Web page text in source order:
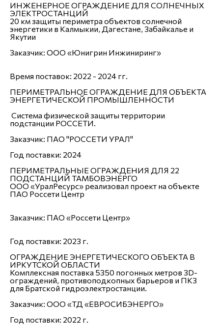
ИНЖЕНЕРНОЕ ОГРАЖДЕНИЕ ДЛЯ СОЛНЕЧНЫХ
ЭЛЕКТРОСТАНЦИЙ
20 км защиты периметра объектов солнечной
энергетики в Калмыкии, Дагестане, Забайкалье и
Якутии
Заказчик: ООО «Юнигрин Инжиниринг»
Время поставок: 2022 - 2024 гг.
ПЕРИМЕТРАЛЬНОЕ ОГРАЖДЕНИЕ ДЛЯ ОБЪЕКТА
ЭНЕРГЕТИЧЕСКОЙ ПРОМЫШЛЕННОСТИ
Система физической защиты территории
подстанции РОССЕТИ.
Заказчик: ПАО "РОССЕТИ УРАЛ"
Год поставки: 2024
ПЕРИМЕТРАЛЬНЫЕ ОГРАЖДЕНИЯ ДЛЯ 22
ПОДСТАНЦИЙ ТАМБОВЭНЕРГО
ООО «УралРесурс» реализовал проект на объекте
ПАО Россети Центр
Заказчик: ПАО «Россети Центр»
Год поставки: 2023 г.
ОГРАЖДЕНИЕ ЭНЕРГЕТИЧЕСКОГО ОБЪЕКТА В
ИРКУТСКОЙ ОБЛАСТИ
Комплексная поставка 5350 погонных метров 3D-
ограждений, противоподкопных барьеров и ПКЗ
для Братской гидроэлектростанции.
Заказчик: ООО «ТД «ЕВРОСИБЭНЕРГО»
Год поставки: 2022 г.